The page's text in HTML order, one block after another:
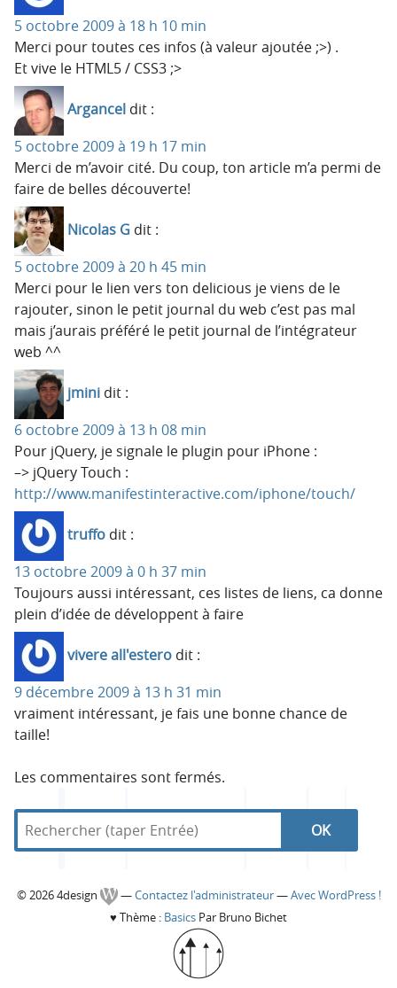
5 octobre 2009 à 18 h 10 min
Merci pour toutes ces infos (à valeur ajoutée ;>) .
Et vive le HTML5 / CSS3 ;>
Argancel dit :
5 octobre 2009 à 19 h 17 min
Merci de m’avoir cité. Du coup, ton article m’a permi de
faire de belles découverte!
Nicolas G dit :
5 octobre 2009 à 20 h 45 min
Merci pour le lien vers ton delicious je viens de le
rajouter, sinon le petit journal du web c’est pas mal
mais j’aurais préféré le petit journal de l’intégrateur
web ^^
jmini dit :
6 octobre 2009 à 13 h 08 min
Pour jQuery, je signale le plugin pour iPhone :
–> jQuery Touch :
http://www.manifestinteractive.com/iphone/touch/
truffo dit :
13 octobre 2009 à 0 h 37 min
Toujours aussi intéressant, ces listes de liens, ca donne
plein d’idée de développent à faire
vivere all'estero dit :
9 décembre 2009 à 13 h 31 min
vraiment intéressant, je fais une bonne chance de
taille!
Les commentaires sont fermés.
R
R
e
d
4
C
© 2026 4design —Contactez l'administrateur—Avec WordPress !
♥ Thème : Basics Par Bruno Bichet